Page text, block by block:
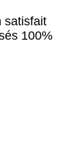
satisfait
100%